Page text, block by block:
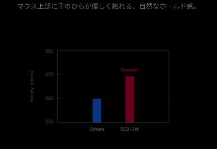
マウス上部に手のひらが優しく触れる、自然なホールド感。